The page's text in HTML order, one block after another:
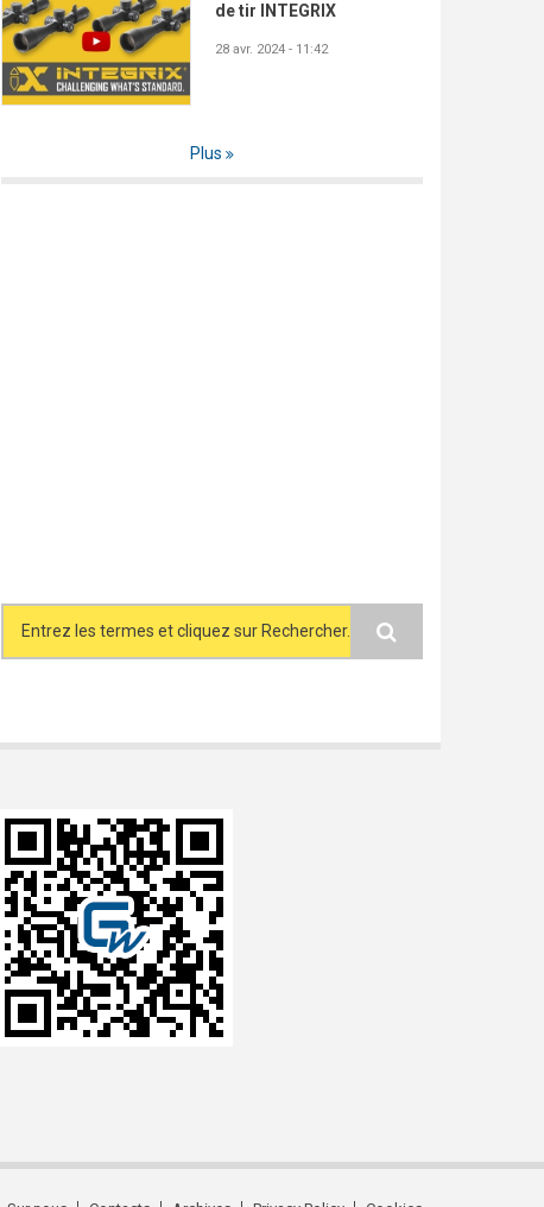
de tir INTEGRIX
28 avr. 2024 - 11:42
Plus
Search form